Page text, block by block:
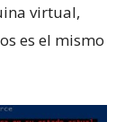
virtual,
es el mismo